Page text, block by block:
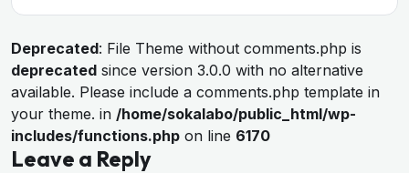
Deprecated: File Theme without comments.php is
deprecated since version 3.0.0 with no alternative
available. Please include a comments.php template in
your theme. in /home/sokalabo/public_html/wp-
includes/functions.php on line 6170
Leave a Reply